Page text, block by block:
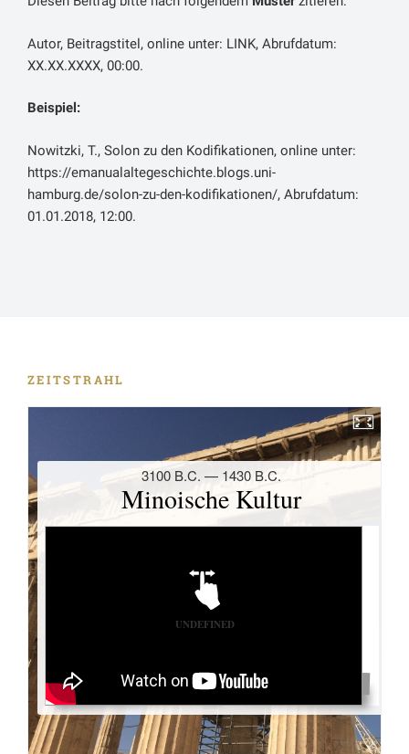
Autor, Beitragstitel, online unter: LINK, Abrufdatum:
XX.XX.XXXX, 00:00.
Beispiel:
Nowitzki, T., Solon zu den Kodifikationen, online unter:
https://emanualaltegeschichte.blogs.uni-
hamburg.de/solon-zu-den-kodifikationen/, Abrufdatum:
01.01.2018, 12:00.
ZEITSTRAHL